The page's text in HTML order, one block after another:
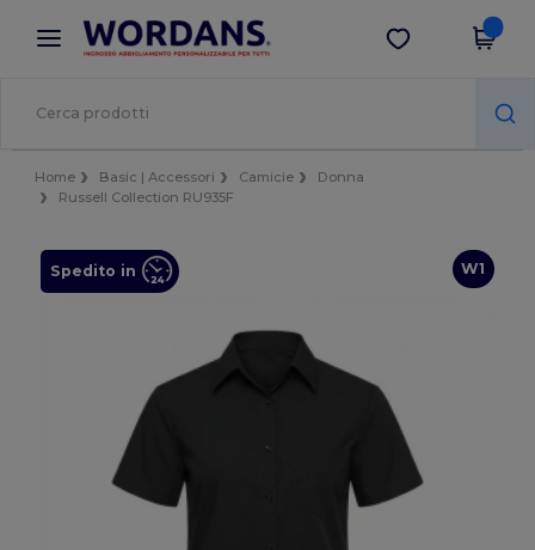
× App Wordans
Prezzi migliori sull'app!
Scarica app
Home Basic | Accessori Camicie
Donna
Russell Collection RU935F
W1
Spedito in